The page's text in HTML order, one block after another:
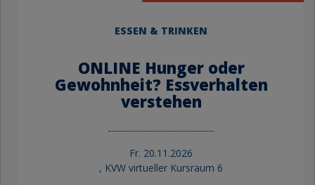
ESSEN & TRINKEN
ONLINE Hunger oder
Gewohnheit? Essverhalten
verstehen
Fr. 20.11.2026
, KVW virtueller Kursraum 6